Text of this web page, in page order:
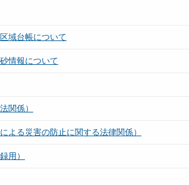
域台帳について
情報について
関係）
よる災害の防止に関する法律関係）
用）